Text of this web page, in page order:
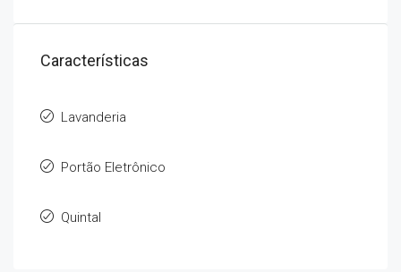
Características
Lavanderia
Portão Eletrônico
Quintal